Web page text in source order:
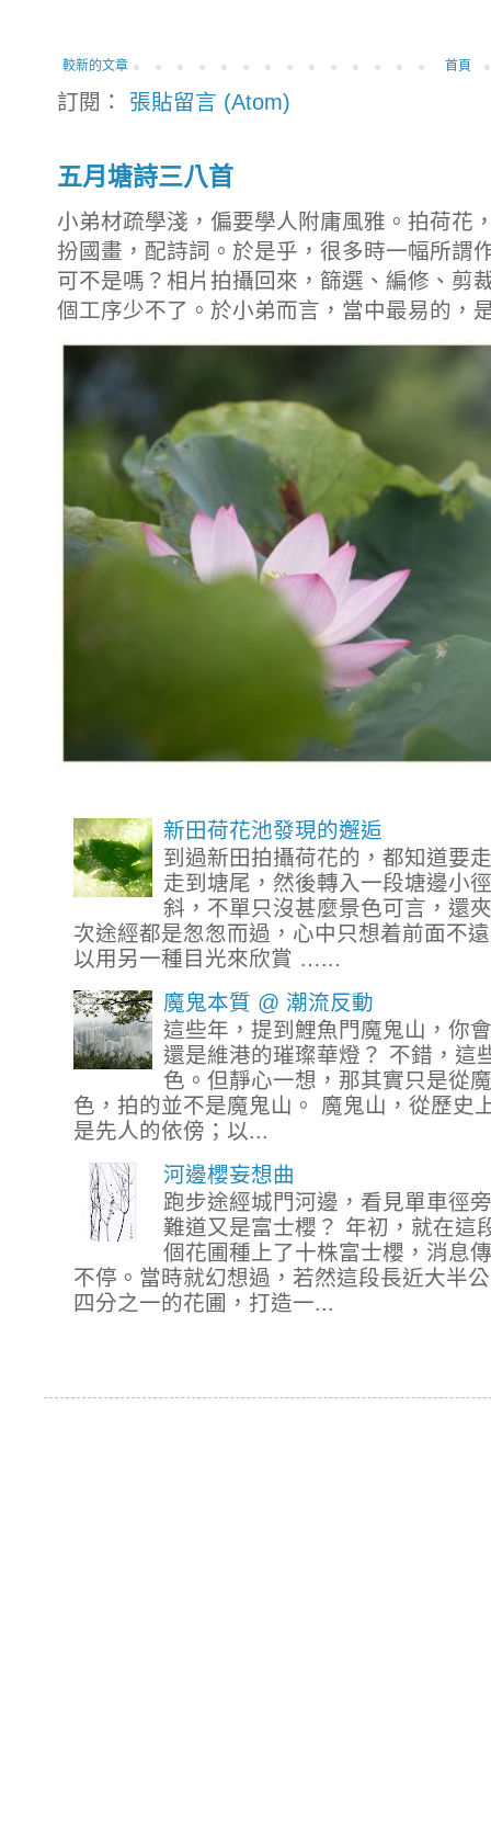
較新的文章 首頁
訂閱： 張貼留言 (Atom)
五月塘詩三八首
小弟材疏學淺，偏要學人附庸風雅。拍荷花
扮國畫，配詩詞。於是乎，很多時一幅所謂
可不是嗎？相片拍攝回來，篩選、編修、剪
個工序少不了。於小弟而言，當中最易的，
新田荷花池發現的邂逅
到過新田拍攝荷花的，都知道要
走到塘尾，然後轉入一段塘邊小
斜，不單只沒甚麼景色可言，還
次途經都是怱怱而過，心中只想着前面不
以用另一種目光來欣賞 …...
魔鬼本質 @ 潮流反動
這些年，提到鯉魚門魔鬼山，你
還是維港的璀璨華燈？ 不錯，這
色。但靜心一想，那其實只是從
色，拍的並不是魔鬼山。 魔鬼山，從歷史
是先人的依傍；以...
河邊櫻妄想曲
跑步途經城門河邊，看見單車徑
難道又是富士櫻？ 年初，就在這
個花圃種上了十株富士櫻，消息
不停。當時就幻想過，若然這段長近大半
四分之一的花圃，打造一...